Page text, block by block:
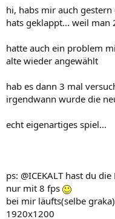
hi, habs mir auch
hats geklappt... weil man
hatte auch ein problem
alte wieder angewählt
hab es dann 3 mal
irgendwann wurde die
echt eigenartiges spiel...
ps: @ICEKALT hast du
nur mit 8 fps
bei mir läufts(selbe
1920x1200